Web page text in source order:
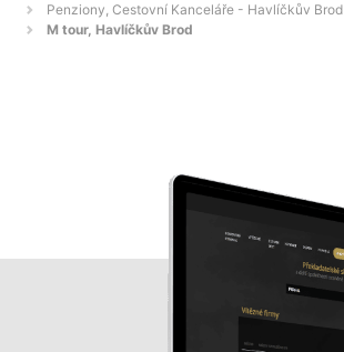
Penziony, Cestovní Kanceláře - Havlíčkův Brod
M tour, Havlíčkův Brod